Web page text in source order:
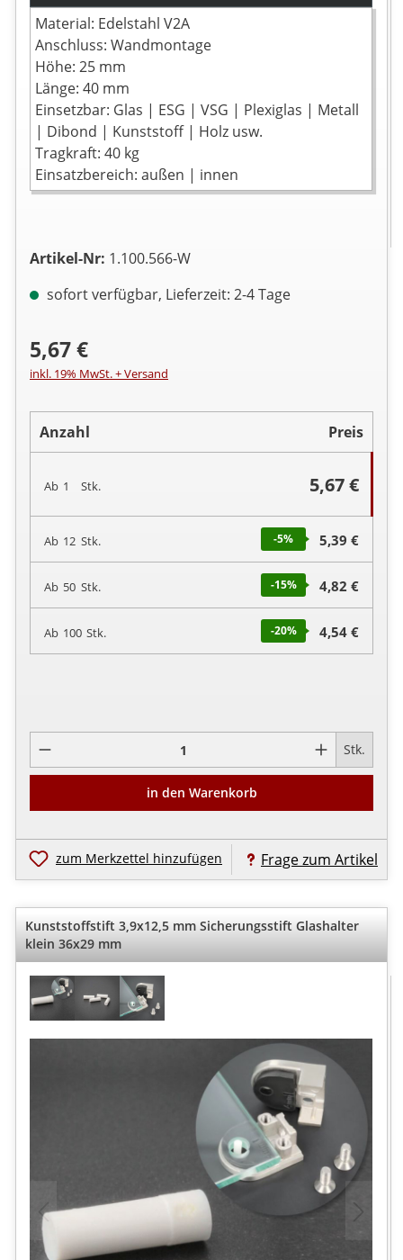
Material: Edelstahl V2A
Anschluss: Wandmontage
Höhe: 25 mm
Länge: 40 mm
Einsetzbar: Glas | ESG | VSG | Plexiglas | Metall
| Dibond | Kunststoff | Holz usw.
Tragkraft: 40 kg
Einsatzbereich: außen | innen
Artikel-Nr: 1.100.566-W
sofort verfügbar, Lieferzeit: 2-4 Tage
5,67 €
inkl. 19% MwSt. + Versand
Anzahl Preis
Ab 1 Stk. 5,67 €
Ab 12 Stk. -5% 5,39 €
Ab 50 Stk. -15% 4,82 €
Ab 100 Stk. -20% 4,54 €
Stk.
in den Warenkorb
zum Merkzettel hinzufügen Frage zum Artikel
Kunststoffstift 3,9x12,5 mm Sicherungsstift Glashalter
klein 36x29 mm